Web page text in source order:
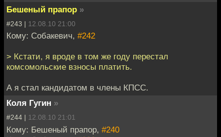
Бешеный прапор »
#243 | 12.08.10 21:00
Кому: Собакевич, #242
> Кстати, я вроде в том же году перестал
комсомольские взносы платить.
А я стал кандидатом в члены КПСС.
Коля Гугин »
#244 | 12.08.10 21:01
Кому: Бешеный прапор, #240